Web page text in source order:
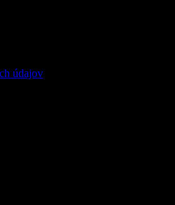
údajov